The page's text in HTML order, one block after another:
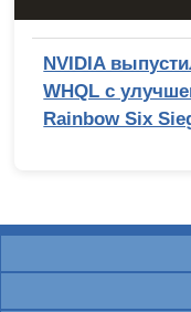
NVIDIA
WHQL с
Rainbow Six